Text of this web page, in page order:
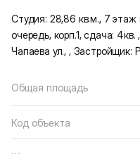
Студия: 28,86 кв.м., 7 этаж
очередь, корп.1, сдача:
Чапаева ул., , Застройщик:
Общая площадь
Код объекта